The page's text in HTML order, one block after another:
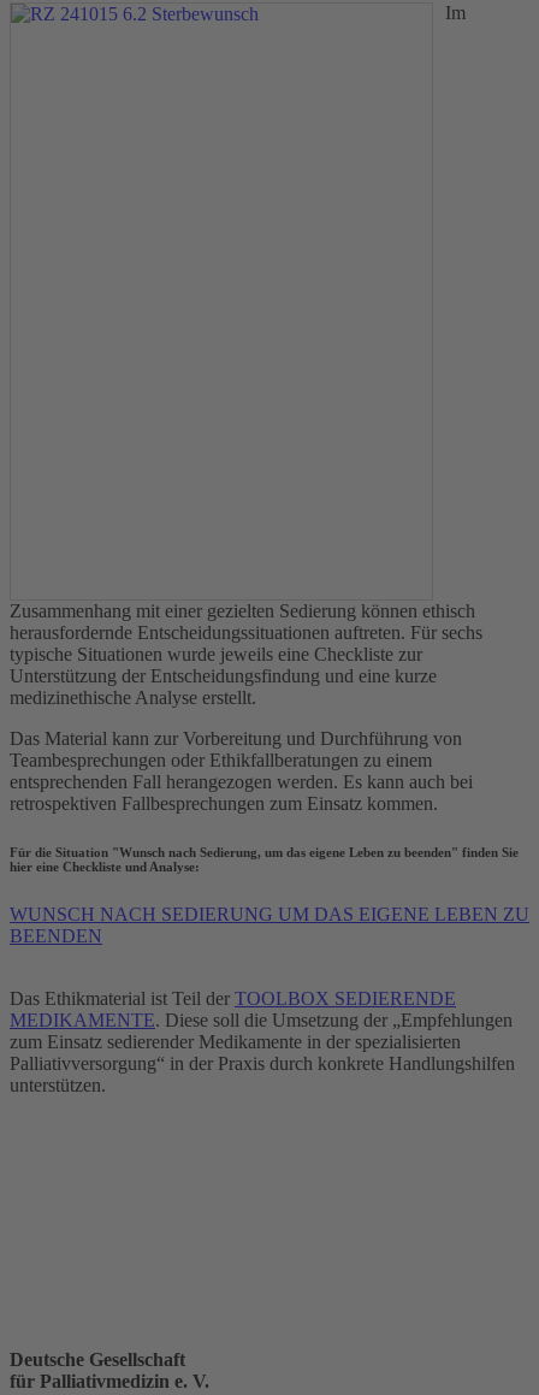
Im
Zusammenhang mit einer gezielten Sedierung können ethisch
herausfordernde Entscheidungssituationen auftreten. Für sechs
typische Situationen wurde jeweils eine Checkliste zur
Unterstützung der Entscheidungsfindung und eine kurze
medizinethische Analyse erstellt.
Das Material kann zur Vorbereitung und Durchführung von
Teambesprechungen oder Ethikfallberatungen zu einem
entsprechenden Fall herangezogen werden. Es kann auch bei
retrospektiven Fallbesprechungen zum Einsatz kommen.
Für die Situation "Wunsch nach Sedierung, um das eigene Leben zu beenden" finden Sie
hier eine Checkliste und Analyse:
WUNSCH NACH SEDIERUNG UM DAS EIGENE LEBEN ZU
BEENDEN
Das Ethikmaterial ist Teil der TOOLBOX SEDIERENDE
MEDIKAMENTE. Diese soll die Umsetzung der „Empfehlungen
zum Einsatz sedierender Medikamente in der spezialisierten
Palliativversorgung“ in der Praxis durch konkrete Handlungshilfen
unterstützen.
Deutsche Gesellschaft
für Palliativmedizin e. V.